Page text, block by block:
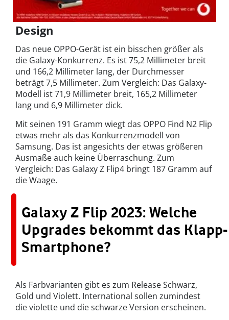
Design
Das neue OPPO-Gerät ist ein bisschen größer als
die Galaxy-Konkurrenz. Es ist 75,2 Millimeter breit
und 166,2 Millimeter lang, der Durchmesser
beträgt 7,5 Millimeter. Zum Vergleich: Das Galaxy-
Modell ist 71,9 Millimeter breit, 165,2 Millimeter
lang und 6,9 Millimeter dick.
Mit seinen 191 Gramm wiegt das OPPO Find N2 Flip
etwas mehr als das Konkurrenzmodell von
Samsung. Das ist angesichts der etwas größeren
Ausmaße auch keine Überraschung. Zum
Vergleich: Das Galaxy Z Flip4 bringt 187 Gramm auf
die Waage.
Galaxy Z Flip 2023: Welche
Upgrades bekommt das Klapp-
Smartphone?
Als Farbvarianten gibt es zum Release Schwarz,
Gold und Violett. International sollen zumindest
die violette und die schwarze Version erscheinen.